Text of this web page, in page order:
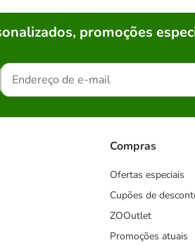
promoções
Compras
Ofertas especiais
Cupões de
ZOOutlet
Promoções atuais